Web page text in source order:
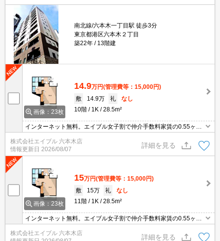
南北線/六本木一丁目駅 徒歩3分
東京都港区六本木２丁目
築22年
13階建
画像：23枚
14.9万円(管理費等：15,000円)
敷
14.9万 礼
なし
10階
1K 28.5m²
インターネット無料。エイブル女子割で仲介手数料家賃の0.55ヶ月
分より10％ＯＦＦ。オンライン契約相談可。退去時清掃費49,500
円。退去時、エアコン洗浄代16,500円。内見予約受付中。
株式会社エイブル 六本木店
情報更新日 2026/08/07
詳細を見る
画像：23枚
15万円(管理費等：15,000円)
敷
15万 礼
なし
11階
1K 28.5m²
インターネット無料。エイブル女子割で仲介手数料家賃の0.55ヶ月
分より10％ＯＦＦ。オンライン契約相談可。退去時清掃費49,500
円。退去時、エアコン洗浄代16,500円。内見予約受付中。
株式会社エイブル 六本木店
詳細を見る